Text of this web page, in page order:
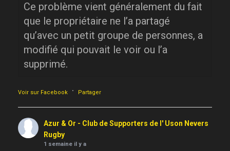
Ce problème vient généralement du fait
que le propriétaire ne l’a partagé
qu’avec un petit groupe de personnes, a
modifié qui pouvait le voir ou l’a
supprimé.
Voir sur Facebook · Partager
Azur & Or - Club de Supporters de l' Uson Nevers
Rugby
1 semaine il y a